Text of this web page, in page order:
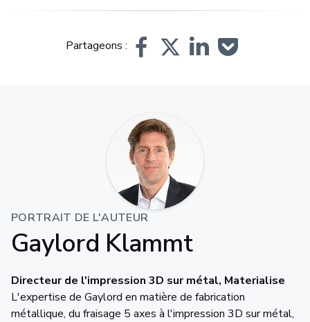
Partageons :
PORTRAIT DE L'AUTEUR
Gaylord Klammt
Directeur de l'impression 3D sur métal, Materialise
L'expertise de Gaylord en matière de fabrication
métallique, du fraisage 5 axes à l'impression 3D sur métal,